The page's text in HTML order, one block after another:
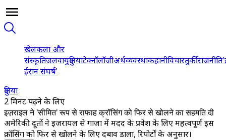
खेलकला और
संस्कृतिजलवायुदुनियाटेक्नॉलॉजीअर्थव्यवस्थाकहानीविचारतुर्कीराजनीति
ईरान संघर्ष'
दुनिया
2 मिनट पढ़ने के लिए
इज़राइल ने 'सीमित' रूप से राफाह क्रॉसिंग को फिर से खोलने का सहमति दी
अमेरिकी दूतों ने इजरायल से गाजा में मदद के प्रवेश के लिए महत्वपूर्ण इस
क्रॉसिंग को फिर से खोलने के लिए दबाव डाला, रिपोर्टों के अनुसार।